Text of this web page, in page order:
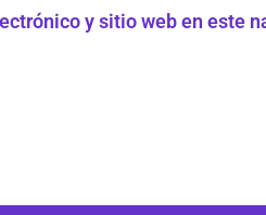
y sitio web en este